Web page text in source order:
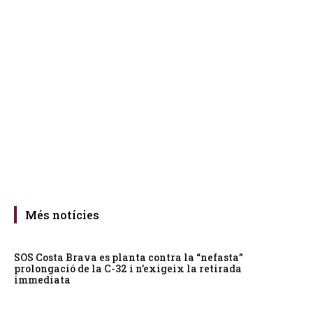
Més notícies
SOS Costa Brava es planta contra la “nefasta”
prolongació de la C-32 i n’exigeix la retirada
immediata